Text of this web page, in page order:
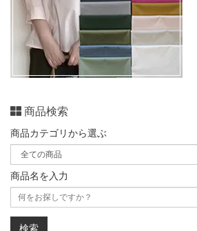
商品検索
商品カテゴリから選ぶ
商品名を入力